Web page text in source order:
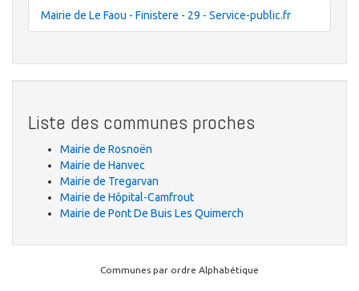
Mairie de Le Faou - Finistere - 29 - Service-public.fr
Liste des communes proches
Mairie de Rosnoën
Mairie de Hanvec
Mairie de Tregarvan
Mairie de Hôpital-Camfrout
Mairie de Pont De Buis Les Quimerch
Communes par ordre Alphabétique